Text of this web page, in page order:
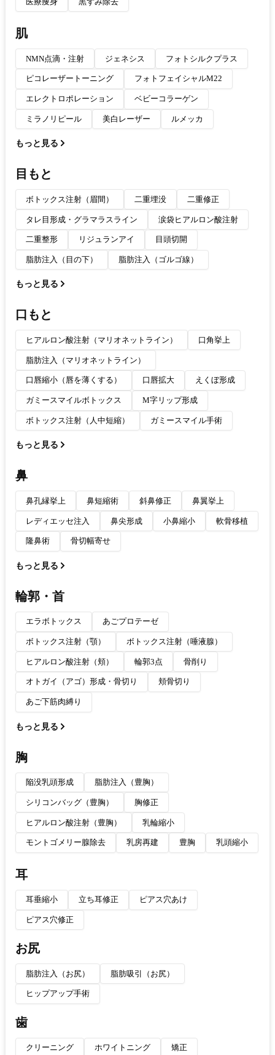
肌
NMN点滴・注射 ジェネシス フォトシルクプラス
ピコレーザートーニング フォトフェイシャルM22
エレクトロポレーション ベビーコラーゲン
ミラノリピール 美白レーザー ルメッカ
もっと見る
目もと
ボトックス注射（眉間） 二重埋没 二重修正
タレ目形成・グラマラスライン 涙袋ヒアルロン酸注射
二重整形 リジュランアイ 目頭切開
脂肪注入（目の下） 脂肪注入（ゴルゴ線）
もっと見る
口もと
ヒアルロン酸注射（マリオネットライン） 口角挙上
脂肪注入（マリオネットライン）
口唇縮小（唇を薄くする） 口唇拡大 えくぼ形成
ガミースマイルボトックス M字リップ形成
ボトックス注射（人中短縮） ガミースマイル手術
もっと見る
鼻
鼻孔縁挙上 鼻短縮術 斜鼻修正 鼻翼挙上
レディエッセ注入 鼻尖形成 小鼻縮小 軟骨移植
隆鼻術 骨切幅寄せ
もっと見る
輪郭・首
エラボトックス あごプロテーゼ
ボトックス注射（顎） ボトックス注射（唾液腺）
ヒアルロン酸注射（頬） 輪郭3点 骨削り
オトガイ（アゴ）形成・骨切り 頬骨切り
あご下筋肉縛り
もっと見る
胸
陥没乳頭形成 脂肪注入（豊胸）
シリコンバッグ（豊胸） 胸修正
ヒアルロン酸注射（豊胸） 乳輪縮小
モントゴメリー腺除去 乳房再建 豊胸 乳頭縮小
耳
耳垂縮小 立ち耳修正 ピアス穴あけ
ピアス穴修正
お尻
脂肪注入（お尻） 脂肪吸引（お尻）
ヒップアップ手術
歯
クリーニング ホワイトニング 矯正